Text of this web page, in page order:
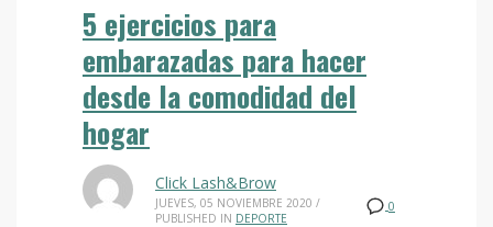
5 ejercicios para
embarazadas para hacer
desde la comodidad del
hogar
0
Click Lash&Brow
JUEVES, 05 NOVIEMBRE 2020 /
PUBLISHED IN DEPORTE